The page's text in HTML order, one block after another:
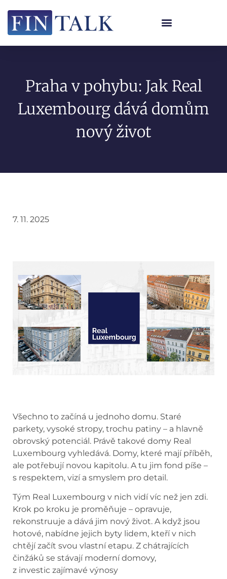
Praha v pohybu: Jak Real
Luxembourg dává domům
nový život
7. 11. 2025
Všechno to začíná u jednoho domu. Staré
parkety, vysoké stropy, trochu patiny – a hlavně
obrovský potenciál. Právě takové domy Real
Luxembourg vyhledává. Domy, které mají příběh,
ale potřebují novou kapitolu. A tu jim fond píše –
s respektem, vizí a smyslem pro detail.
Tým Real Luxembourg v nich vidí víc než jen zdi.
Krok po kroku je proměňuje – opravuje,
rekonstruuje a dává jim nový život. A když jsou
hotové, nabídne jejich byty lidem, kteří v nich
chtějí začít svou vlastní etapu. Z chátrajících
činžáků se stávají moderní domovy,
z investic zajímavé výnosy